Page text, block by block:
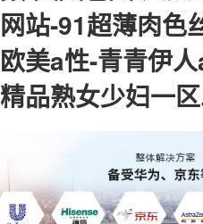
网站-91超薄肉色
欧美a性-青青伊
精品熟女少妇一